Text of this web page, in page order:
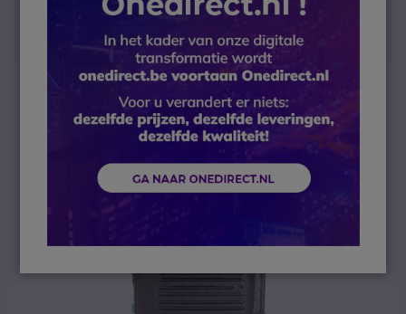
Portofoons
Waterbestendige portofoons
Entel DX482 UHF Walkie Talkie
Ga naar het einde van de afbeeldingen-gallerij